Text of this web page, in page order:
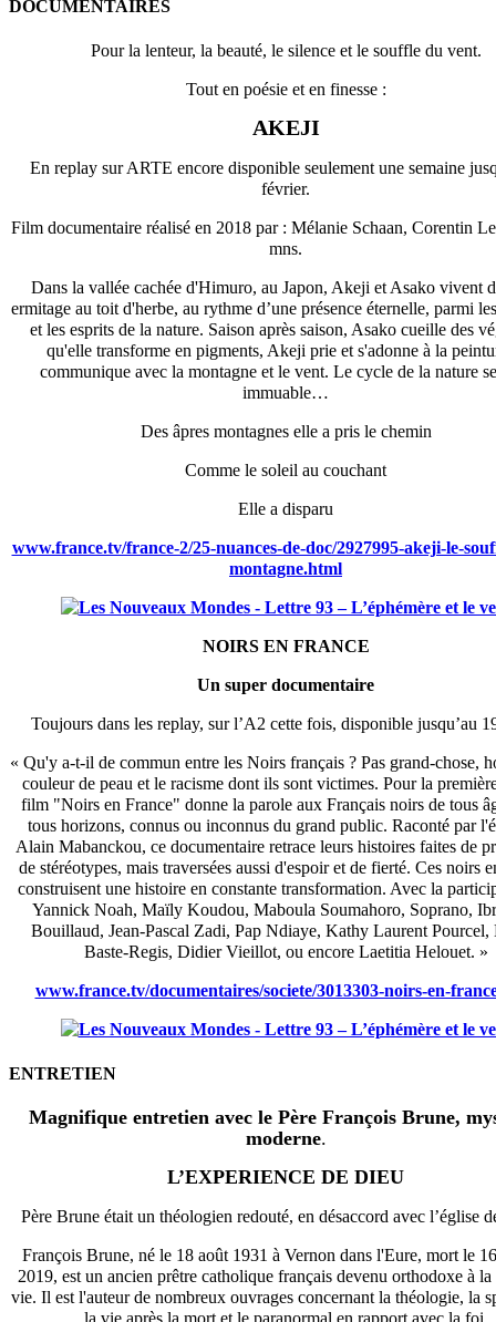
DOCUMENTAIRES
Pour la lenteur, la beauté, le silence et le souffle du vent.
Tout en poésie et en finesse :
AKEJI
En replay sur ARTE encore disponible seulement une semaine
février.
Film documentaire réalisé en 2018 par : Mélanie Schaan, Corentin
mns.
Dans la vallée cachée d'Himuro, au Japon, Akeji et Asako vivent
ermitage au toit d'herbe, au rythme d’une présence éternelle, parmi
et les esprits de la nature. Saison après saison, Asako cueille des
qu'elle transforme en pigments, Akeji prie et s'adonne à la
communique avec la montagne et le vent. Le cycle de la nature
immuable…
Des âpres montagnes elle a pris le chemin
Comme le soleil au couchant
Elle a disparu
www.france.tv/france-2/25-nuances-de-doc/2927995-akeji-le-
montagne.html
NOIRS EN FRANCE
Un super documentaire
Toujours dans les replay, sur l’A2 cette fois, disponible jusqu’au
« Qu'y a-t-il de commun entre les Noirs français ? Pas grand-chose,
couleur de peau et le racisme dont ils sont victimes. Pour la
film "Noirs en France" donne la parole aux Français noirs de tous
tous horizons, connus ou inconnus du grand public. Raconté par
Alain Mabanckou, ce documentaire retrace leurs histoires faites de
de stéréotypes, mais traversées aussi d'espoir et de fierté. Ces noirs
construisent une histoire en constante transformation. Avec la
Yannick Noah, Maïly Koudou, Maboula Soumahoro, Soprano,
Bouillaud, Jean-Pascal Zadi, Pap Ndiaye, Kathy Laurent Pourcel,
Baste-Regis, Didier Vieillot, ou encore Laetitia Helouet. »
www.france.tv/documentaires/societe/3013303-noirs-en-
ENTRETIEN
Magnifique entretien avec le Père François Brune,
moderne.
L’EXPERIENCE DE DIEU
Père Brune était un théologien redouté, en désaccord avec l’église
François Brune, né le 18 août 1931 à Vernon dans l'Eure, mort le
2019, est un ancien prêtre catholique français devenu orthodoxe à la
vie. Il est l'auteur de nombreux ouvrages concernant la théologie, la
la vie après la mort et le paranormal en rapport avec la foi.